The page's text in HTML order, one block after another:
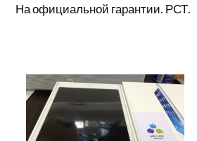
На официальной гарантии. РСТ.